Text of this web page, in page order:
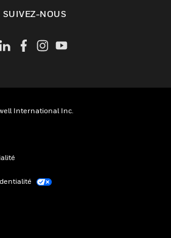
SUIVEZ-NOUS
International Inc.